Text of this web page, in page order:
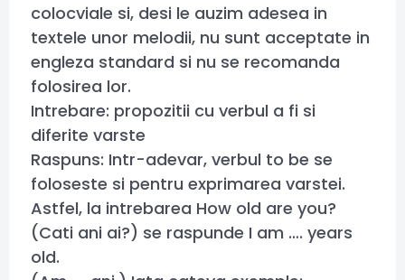
colocviale si, desi le auzim adesea in
textele unor melodii, nu sunt acceptate in
engleza standard si nu se recomanda
folosirea lor.
Intrebare: propozitii cu verbul a fi si
diferite varste
Raspuns: Intr-adevar, verbul to be se
foloseste si pentru exprimarea varstei.
Astfel, la intrebarea How old are you?
(Cati ani ai?) se raspunde I am …. years
old.